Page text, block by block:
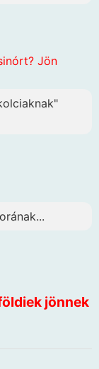
Jön